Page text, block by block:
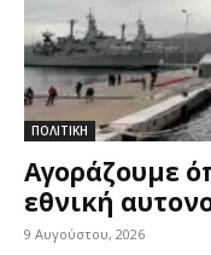
ΠΟΛΙΤΙΚΗ
Αγοράζουμε
εθνική
9 Αυγούστου, 2026